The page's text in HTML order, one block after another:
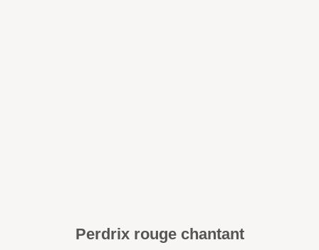
Perdrix rouge chantant